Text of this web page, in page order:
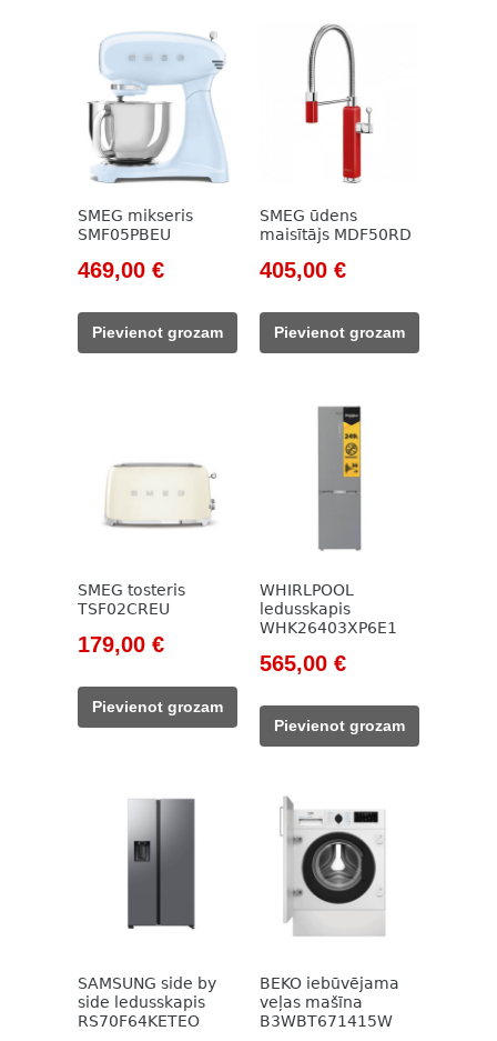
SMEG mikseris
SMF05PBEU
Original
was:
533,00 €.
469,00 €Current
469,00 €.
Pievienot grozam
SMEG ūdens
maisītājs MDF50RD
Original
was:
594,00 €.
405,00 €Current
405,00 €.
Pievienot grozam
SMEG tosteris
TSF02CREU
Original
was:
205,00 €.
179,00 €Current
179,00 €.
Pievienot grozam
WHIRLPOOL
ledusskapis
WHK26403XP6E1
Original
was:
730,00 €.
565,00 €Current
565,00 €.
Pievienot grozam
SAMSUNG side by
side ledusskapis
RS70F64KETEO
BEKO iebūvējama
veļas mašīna
B3WBT671415W